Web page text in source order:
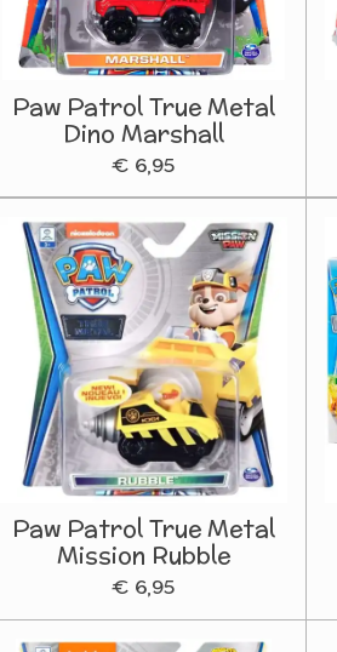
Paw Patrol True Metal
Dino Marshall
€ 6,95
Paw Patrol True Metal
Mission Rubble
€ 6,95